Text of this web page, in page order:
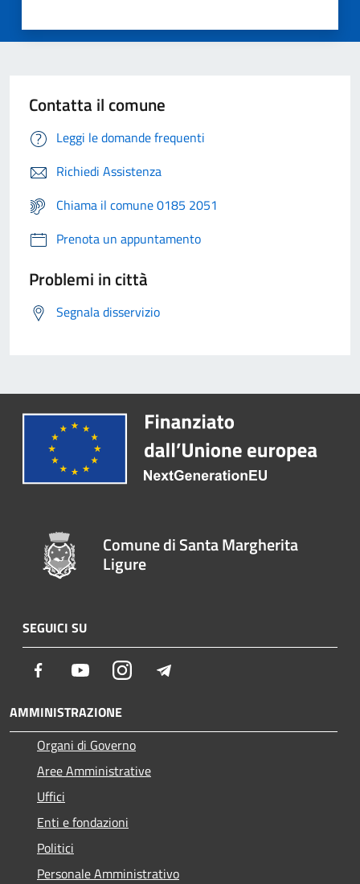
Contatta il comune
Leggi le domande frequenti
Richiedi Assistenza
Chiama il comune 0185 2051
Prenota un appuntamento
Problemi in città
Segnala disservizio
Comune di Santa Margherita
Ligure
SEGUICI SU
Facebook YoutubeInstagram
AMMINISTRAZIONE
Organi di Governo
Aree Amministrative
Uffici
Enti e fondazioni
Politici
Personale Amministrativo